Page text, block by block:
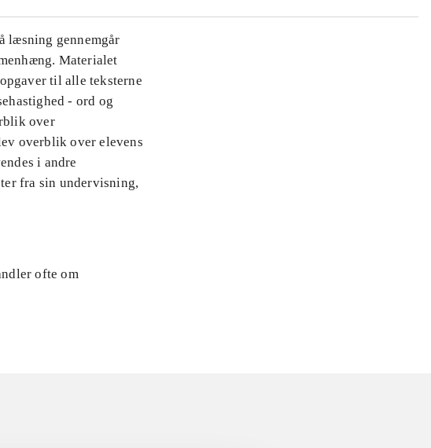
læsning gennemgår
Materialet
til alle teksterne
- ord og
over
overblik over elevens
i andre
fra sin undervisning,
ofte om